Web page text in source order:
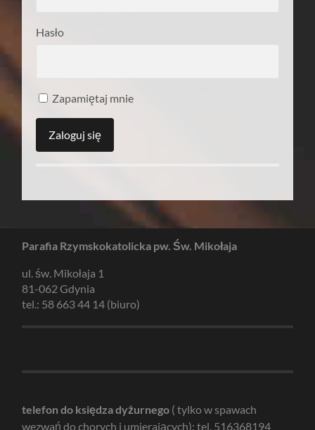
Hasło
Zapamiętaj mnie
Parafia Rzymskokatolicka pw. Św. Mikołaja
ul. św. Mikołaja 1
81-062 Gdynia
tel.: 58 663 44 14 (biuro)
telefon do księdza dyżurnego ( tylko w spawach
wezwań do chorych i umierających): tel. 516368194